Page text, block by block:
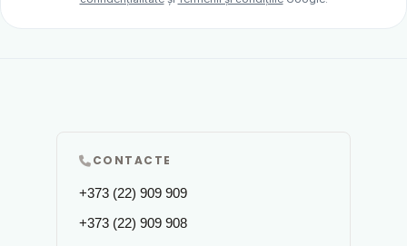
CONTACTE
+373 (22) 909 909
+373 (22) 909 908